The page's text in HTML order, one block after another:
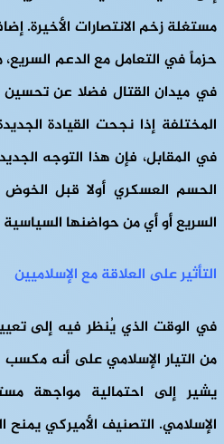
مستغلة زخم الانتصارات الأخيرة.
حزماً في التعامل مع الدعم السريع،
في ميدان القتال فضلا عن
المختلفة إذا نجحت القيادة
في المقابل، فإن هذا التوجه
الحسم العسكري أولا قبل
السريع أو أي من حواضنها السياسية
التأثير على العلاقة مع الإسلاميين
في الوقت الذي يُنظر فيه إلى
من التيار الإسلامي على أنه مكسب
يشير إلى احتمالية مواجهة
الإسلامي. التصنيف الأميركي